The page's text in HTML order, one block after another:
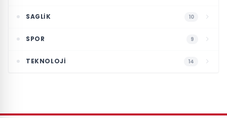
SAGLIK 10
SPOR 9
TEKNOLOJI 14